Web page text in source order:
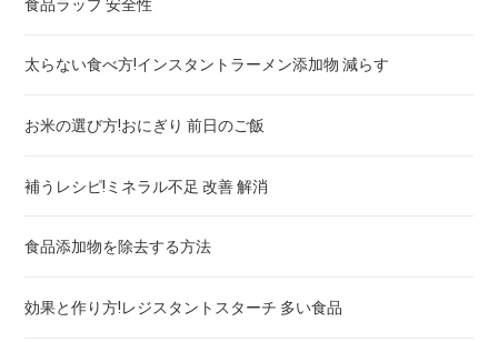
にんじん
たまねぎ
ブロッコリー
目の老化を防ぐ食べ物とサプリメント！スマホとPC
ドロドロ血チェックあり！高脂血症 予防の食事とサプリ
好き嫌いで分る！貧血 食事と飲み物
高血圧チェックOK！血圧下げる食事とサプリと飲み物
好き嫌いで分る！内臓脂肪減らす食べ物,お茶,酢,薬
糖尿病リスクチェックあり！血糖値下げる食事とお茶とサプ
食品ラップ 安全性
太らない食べ方!インスタントラーメン添加物 減らす
お米の選び方!おにぎり 前日のご飯
補うレシピ!ミネラル不足 改善 解消
食品添加物を除去する方法
効果と作り方!レジスタントスターチ 多い食品